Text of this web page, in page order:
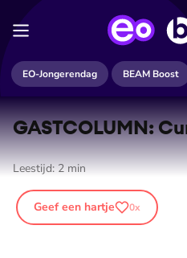
EO-Jongerendag BEAM Boost
GASTCOLUMN:
Leestijd:2min
Geef een hartje 0x